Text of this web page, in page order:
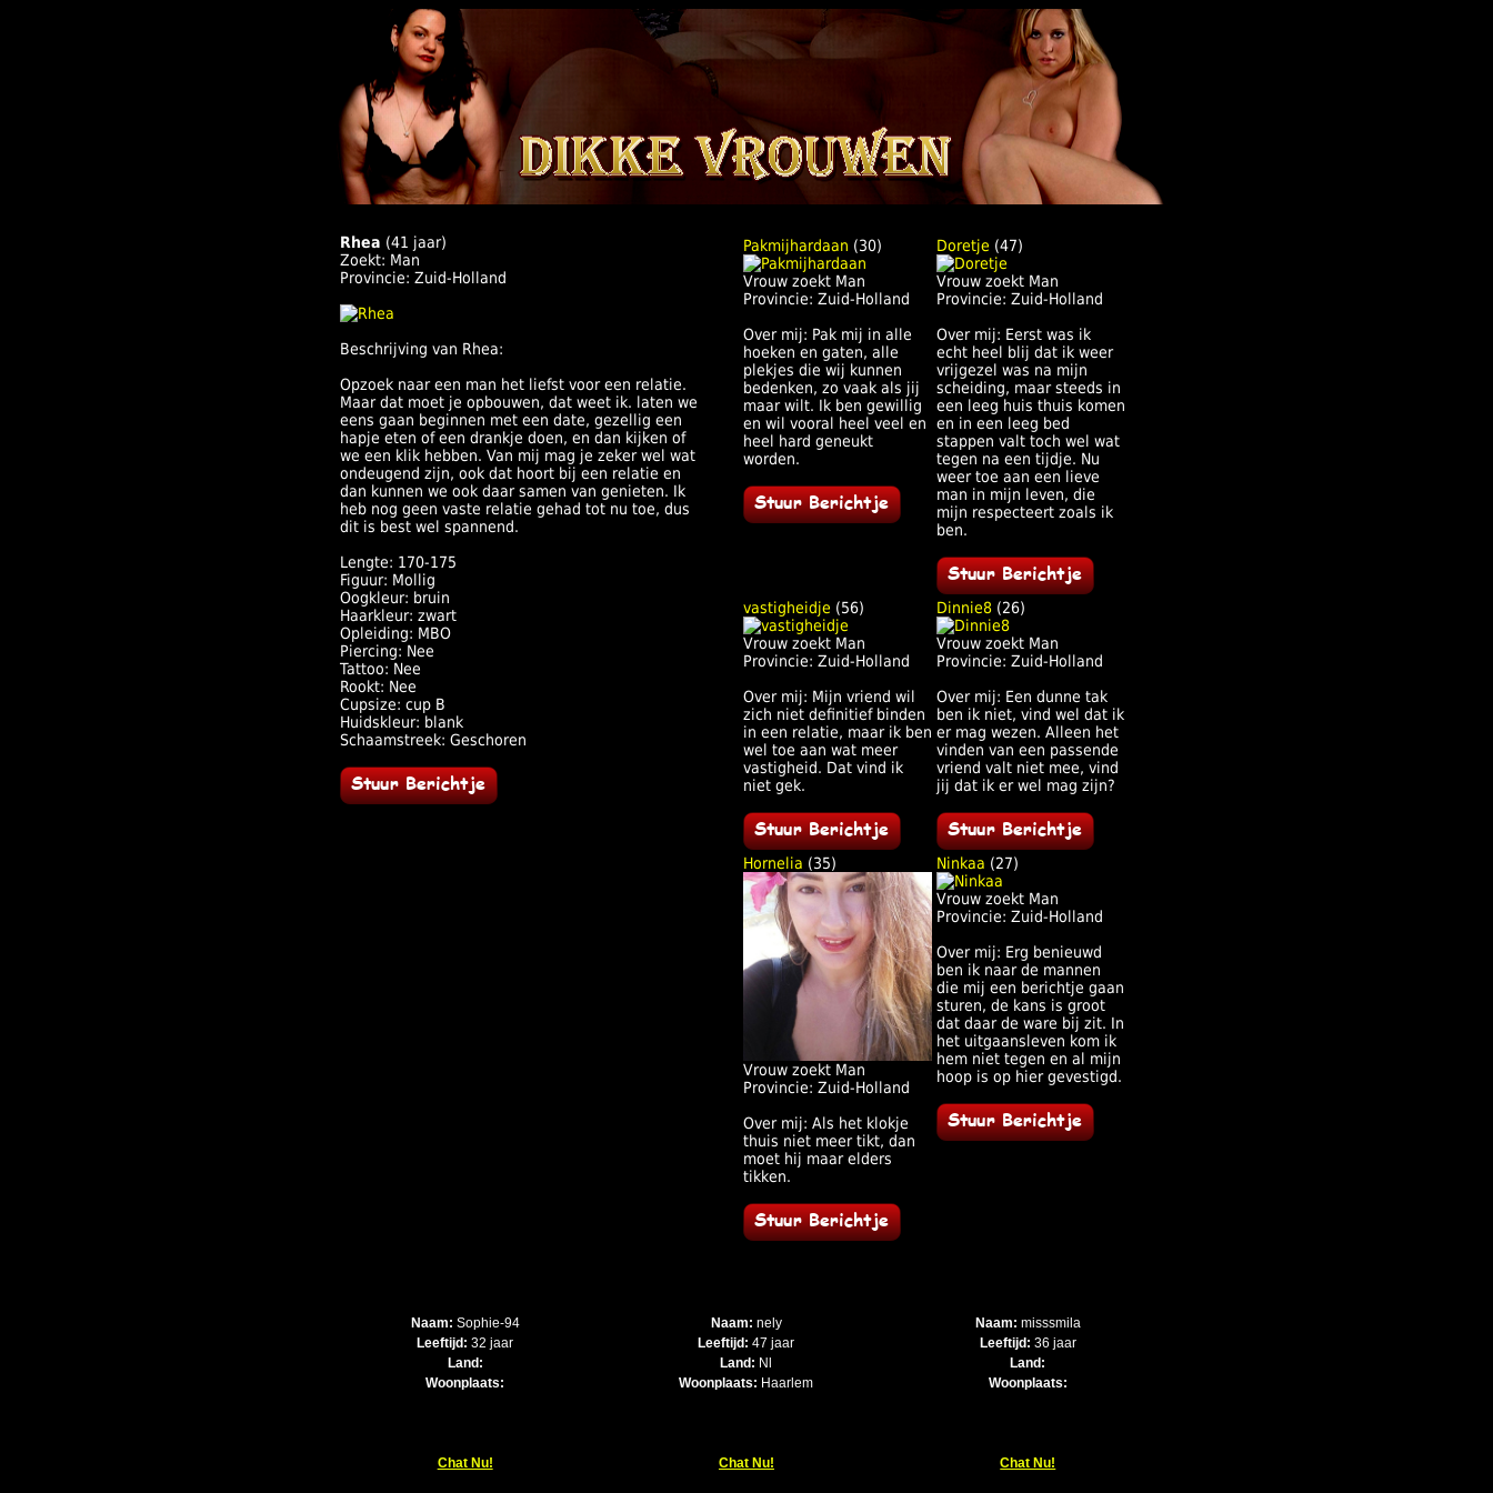
Rhea (41 jaar)
Zoekt: Man
Provincie: Zuid-Holland
Beschrijving van Rhea:
Opzoek naar een man het liefst voor een relatie.
Maar dat moet je opbouwen, dat weet ik. laten we
eens gaan beginnen met een date, gezellig een
hapje eten of een drankje doen, en dan kijken of
we een klik hebben. Van mij mag je zeker wel wat
ondeugend zijn, ook dat hoort bij een relatie en
dan kunnen we ook daar samen van genieten. Ik
heb nog geen vaste relatie gehad tot nu toe, dus
dit is best wel spannend.
Lengte: 170-175
Figuur: Mollig
Oogkleur: bruin
Haarkleur: zwart
Opleiding: MBO
Piercing: Nee
Tattoo: Nee
Rookt: Nee
Cupsize: cup B
Huidskleur: blank
Schaamstreek: Geschoren
Pakmijhardaan (30)
Vrouw zoekt Man
Provincie: Zuid-Holland
Over mij: Pak mij in alle
hoeken en gaten, alle
plekjes die wij kunnen
bedenken, zo vaak als jij
maar wilt. Ik ben gewillig
en wil vooral heel veel en
heel hard geneukt
worden.
Doretje (47)
Vrouw zoekt Man
Provincie: Zuid-Holland
Over mij: Eerst was ik
echt heel blij dat ik weer
vrijgezel was na mijn
scheiding, maar steeds in
een leeg huis thuis komen
en in een leeg bed
stappen valt toch wel wat
tegen na een tijdje. Nu
weer toe aan een lieve
man in mijn leven, die
mijn respecteert zoals ik
ben.
vastigheidje (56)
Vrouw zoekt Man
Provincie: Zuid-Holland
Over mij: Mijn vriend wil
zich niet definitief binden
in een relatie, maar ik ben
wel toe aan wat meer
vastigheid. Dat vind ik
niet gek.
Dinnie8 (26)
Vrouw zoekt Man
Provincie: Zuid-Holland
Over mij: Een dunne tak
ben ik niet, vind wel dat ik
er mag wezen. Alleen het
vinden van een passende
vriend valt niet mee, vind
jij dat ik er wel mag zijn?
Hornelia (35)
Vrouw zoekt Man
Provincie: Zuid-Holland
Over mij: Als het klokje
thuis niet meer tikt, dan
moet hij maar elders
tikken.
Ninkaa (27)
Vrouw zoekt Man
Provincie: Zuid-Holland
Over mij: Erg benieuwd
ben ik naar de mannen
die mij een berichtje gaan
sturen, de kans is groot
dat daar de ware bij zit. In
het uitgaansleven kom ik
hem niet tegen en al mijn
hoop is op hier gevestigd.
Naam: Sophie-94
Leeftijd: 32 jaar
Land:
Woonplaats:
Chat Nu!
Naam: nely
Leeftijd: 47 jaar
Land: Nl
Woonplaats: Haarlem
Chat Nu!
Naam: misssmila
Leeftijd: 36 jaar
Land:
Woonplaats:
Chat Nu!